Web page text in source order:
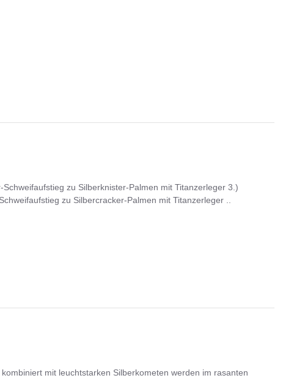
zu Silberknister-Palmen mit Titanzerleger 3.)
zu Silbercracker-Palmen mit Titanzerleger ..
mit leuchtstarken Silberkometen werden im rasanten